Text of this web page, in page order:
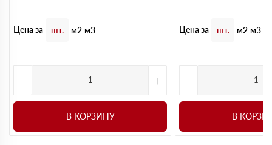
Цена за шт. м2 м3
- +
В КОРЗИНУ
Цена за шт. м2 м3
-
В